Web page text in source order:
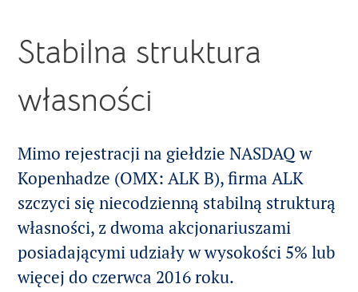
Badania naukowe
ALK w skrócie
Produkcja
Organizacja
Historia
Właściciele
ALK GBSC
About Us
Careers
Contact
Zgłaszanie działań
Stabilna struktura
własności
Mimo rejestracji na giełdzie NASDAQ w
Kopenhadze (OMX: ALK B), firma ALK
szczyci się niecodzienną stabilną strukturą
własności, z dwoma akcjonariuszami
posiadającymi udziały w wysokości 5% lub
więcej do czerwca 2016 roku.